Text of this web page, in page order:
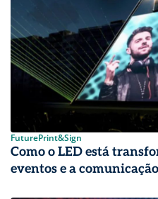
FuturePrint&Sign
Como o LED está
eventos e a